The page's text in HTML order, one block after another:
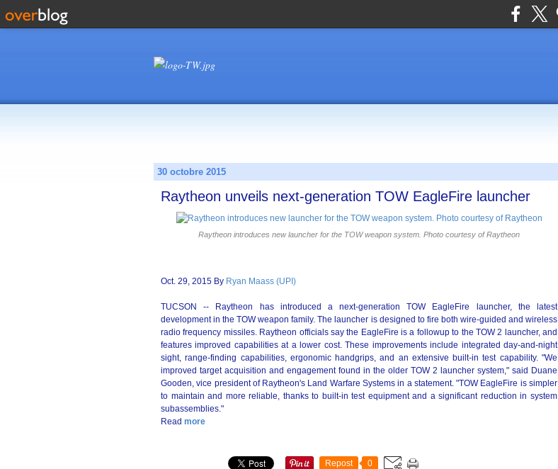
30 octobre 2015
Raytheon unveils next-generation TOW EagleFire launcher
Raytheon introduces new launcher for the TOW weapon system. Photo courtesy of Raytheon
Oct. 29, 2015 By Ryan Maass (UPI)
TUCSON -- Raytheon has introduced a next-generation TOW EagleFire launcher, the latest
development in the TOW weapon family. The launcher is designed to fire both wire-guided and wireless
radio frequency missiles. Raytheon officials say the EagleFire is a followup to the TOW 2 launcher, and
features improved capabilities at a lower cost. These improvements include integrated day-and-night
sight, range-finding capabilities, ergonomic handgrips, and an extensive built-in test capability. "We
improved target acquisition and engagement found in the older TOW 2 launcher system," said Duane
Gooden, vice president of Raytheon's Land Warfare Systems in a statement. "TOW EagleFire is simpler
to maintain and more reliable, thanks to built-in test equipment and a significant reduction in system
subassemblies."
Read more
Repost 0